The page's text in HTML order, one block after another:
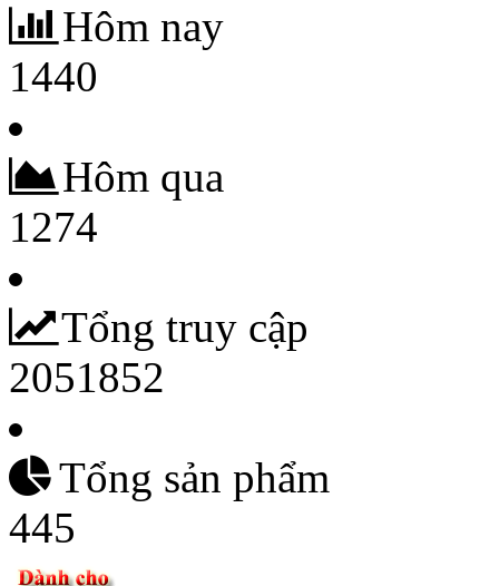
Hôm nay
1440
Hôm qua
1274
Tổng truy cập
2051852
Tổng sản phẩm
445